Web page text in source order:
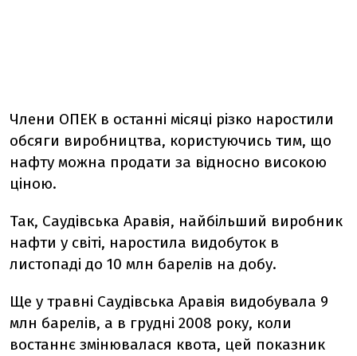
Члени ОПЕК в останні місяці різко наростили
обсяги виробництва, користуючись тим, що
нафту можна продати за відносно високою
ціною.
Так, Саудівська Аравія, найбільший виробник
нафти у світі, наростила видобуток в
листопаді до 10 млн барелів на добу.
Ще у травні Саудівська Аравія видобувала 9
млн барелів, а в грудні 2008 року, коли
востаннє змінювалася квота, цей показник